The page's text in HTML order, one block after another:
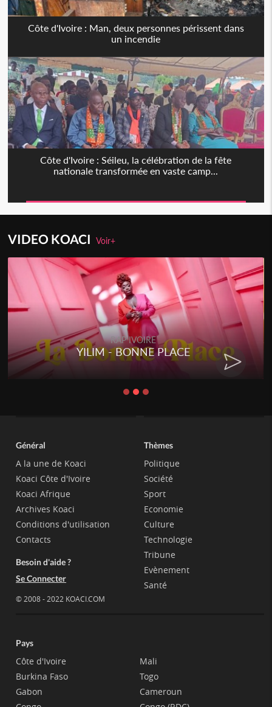
Côte d'Ivoire : Man, deux personnes périssent dans
un incendie
Côte d'Ivoire : Séileu, la célébration de la fête
nationale transformée en vaste camp...
VIDEO KOACIVoir+
RAP IVOIRE
YILIM - BONNE PLACE
Général
A la une de Koaci
Koaci Côte d'Ivoire
Koaci Afrique
Archives Koaci
Conditions d'utilisation
Contacts
Besoin d'aide ?
Se Connecter
© 2008 - 2022 KOACI.COM
Thèmes
Politique
Société
Sport
Economie
Culture
Technologie
Tribune
Evènement
Santé
Pays
Côte d'Ivoire
Burkina Faso
Gabon
Mali
Togo
Cameroun